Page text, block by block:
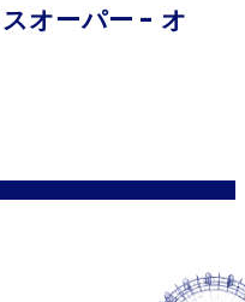
オーパー - オ